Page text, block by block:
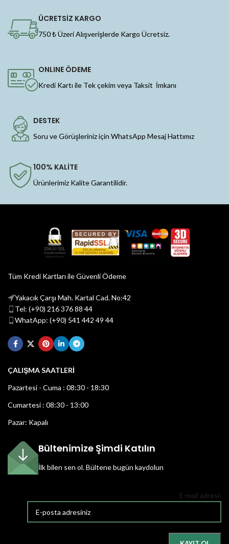
ÜCRETSİZ KARGO
750 ₺ Üzeri Alışverişlerde Kargo Ücretsiz.
ONLINE ÖDEME
Kredi Kartı ile Tek çekim veya Taksit İmkanı
DESTEK
Soru ve Görüşleriniz için WhatsApp Mesaj Hattımız
100% KALİTE
Ürünlerimiz Kalite Garantilidir.
Tüm Kredi Kartları ile Güvenli Ödeme
Yakacık Çarşı Mah. Kartal Cad. No:42
Tel: (+90) 216 376 88 44
WhatApp: (+90) 541 442 49 44
ÇALIŞMA SAATLERİ
Pazartesi - Cuma : 08:30 - 18:30
Cumartesi : 08:30 - 13:00
Pazar: Kapalı
Bültenimize Şimdi Katılın
İlk bilen sen ol.Bültene bugün kaydolun
E-mail adresi: